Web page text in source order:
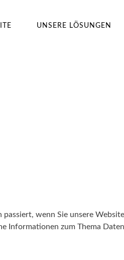
UNSERE LÖSUNGEN
wenn Sie unsere
Informationen zum Thema